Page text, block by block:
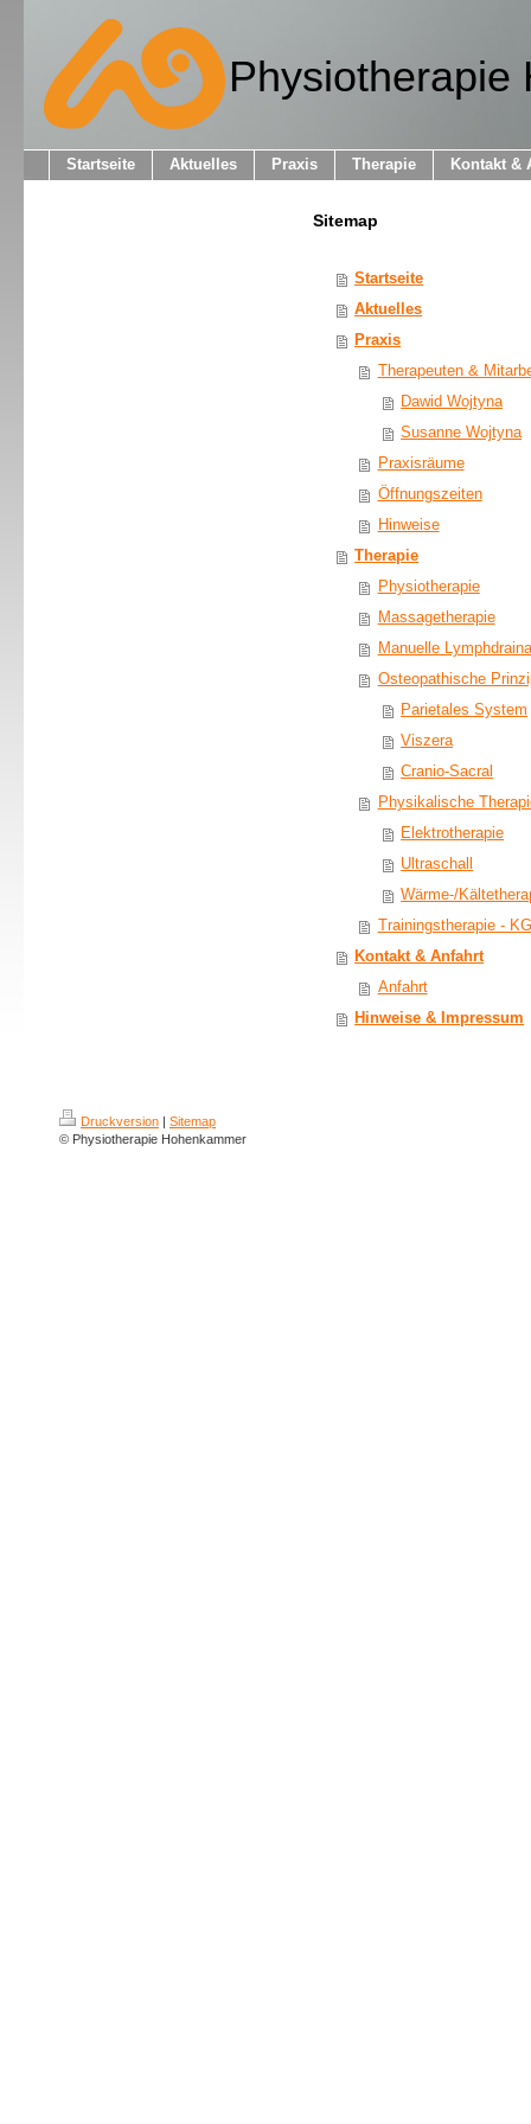
Physiotherapie
Startseite Aktuelles Praxis Therapie Kontakt &
Sitemap
Startseite
Aktuelles
Praxis
Therapeuten &
Dawid Wojtyna
Susanne Wojtyna
Praxisräume
Öffnungszeiten
Hinweise
Therapie
Physiotherapie
Massagetherapie
Manuelle
Osteopathische
Parietales System
Viszera
Cranio-Sacral
Physikalische
Elektrotherapie
Ultraschall
Wärme-/
Trainingstherapie -
Kontakt & Anfahrt
Anfahrt
Hinweise & Impressum
Druckversion | Sitemap
© Physiotherapie Hohenkammer